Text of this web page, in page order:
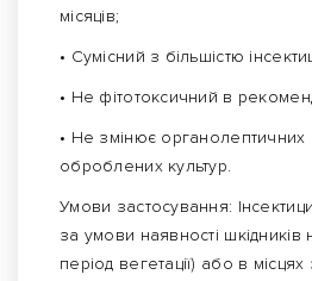
місяців;
• Сумісний з більшістю
• Не фітотоксичний в
• Не змінює органолептичних
оброблених культур.
Умови застосування:
за умови наявності
період вегетації) або в